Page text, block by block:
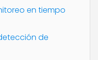
en tiempo
de